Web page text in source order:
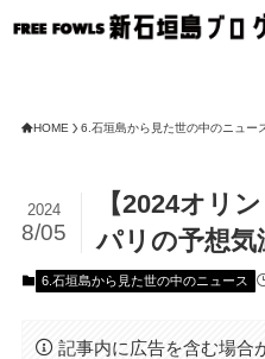
HOME 6.石垣島から見た世の中のニュー
【2024オリ
パリの予想気
2024
8/05
6.石垣島から見た世の中のニュース
記事内に広告を含む場合